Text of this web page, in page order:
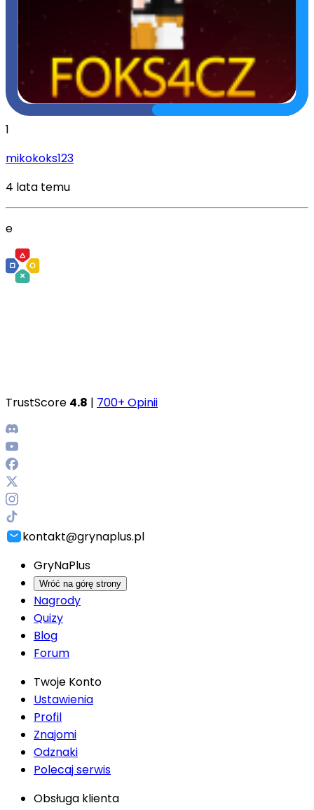
1
mikokoks123
4 lata temu
e
TrustScore 4.8 | 700+ Opinii
kontakt@grynaplus.pl
GryNaPlus
Wróć na górę strony
Nagrody
Quizy
Blog
Forum
Twoje Konto
Ustawienia
Profil
Znajomi
Odznaki
Polecaj serwis
Obsługa klienta